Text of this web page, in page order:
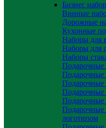
Бизнес
Винные
Дорожные
Кухонные
Наборы для
Наборы для
Наборы
Подарочные
Подарочные
Подарочные
Подарочные
Подарочные
логотипом